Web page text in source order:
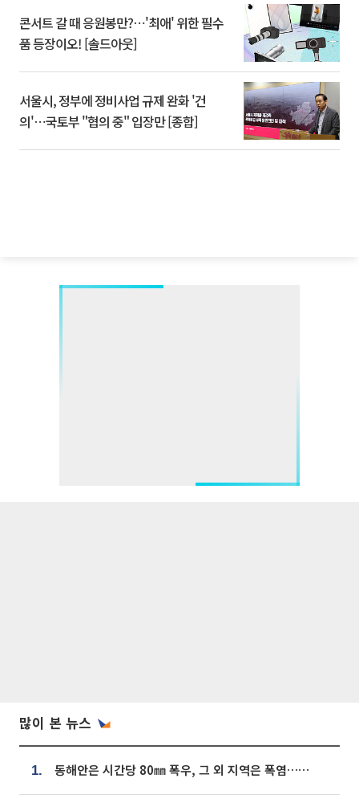
콘서트 갈 때 응원봉만?⋯'최애' 위한 필수
품 등장이오! [솔드아웃]
서울시, 정부에 정비사업 규제 완화 '건
의'⋯국토부 "협의 중" 입장만 [종합]
많이 본 뉴스
1. 동해안은 시간당 80㎜ 폭우, 그 외 지역은 폭염…‘극과 극 날씨’